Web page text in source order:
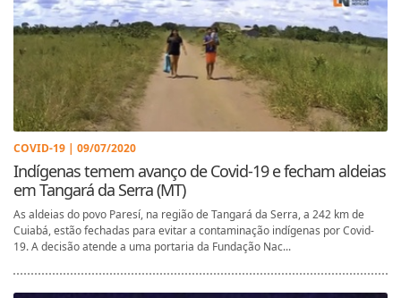
COVID-19 | 09/07/2020
Indígenas temem avanço de Covid-19 e fecham aldeias
em Tangará da Serra (MT)
As aldeias do povo Paresí, na região de Tangará da Serra, a 242 km de
Cuiabá, estão fechadas para evitar a contaminação indígenas por Covid-
19. A decisão atende a uma portaria da Fundação Nac...